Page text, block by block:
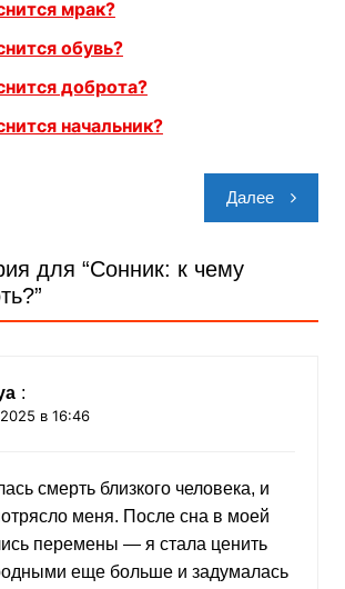
мрак?
обувь?
доброта?
начальник?
Далее
для “Сонник: к чему
”
:
в 16:46
смерть близкого человека, и
меня. После сна в моей
перемены — я стала ценить
еще больше и задумалась